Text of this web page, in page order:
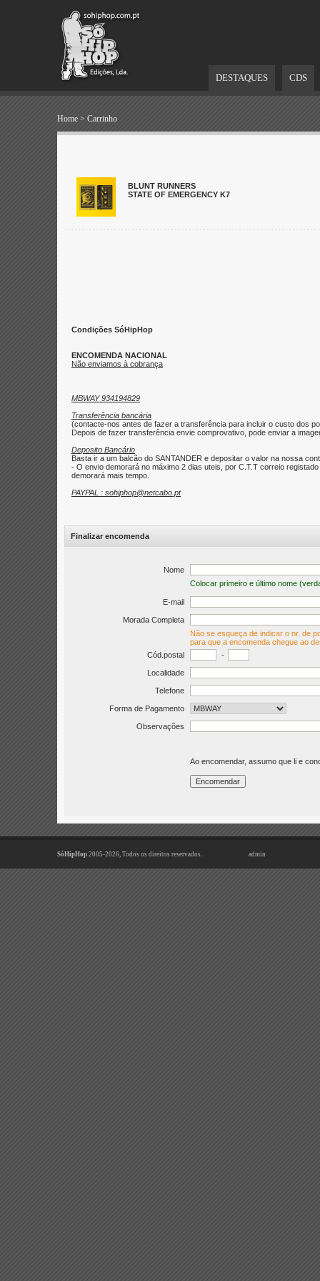
DESTAQUES CDS
Home > Carrinho
BLUNT RUNNERS
STATE OF EMERGENCY K7
Condições SóHipHop
ENCOMENDA NACIONAL
Não enviamos à cobrança
MBWAY 934194829
Transferência bancária
(contacte-nos antes de fazer a transferência para incluir o custo dos
Depois de fazer transferência envie comprovativo, pode enviar a
Deposito Bancário
Basta ir a um balcão do SANTANDER e depositar o valor na nossa
- O envio demorará no máximo 2 dias uteis, por C.T.T correio
demorará mais tempo.
PAYPAL : sohiphop@netcabo.pt
Finalizar encomenda
Nome
Colocar primeiro e último nome
E-mail
Morada Completa
Não se esqueça de indicar o nr. de
para que a encomenda chegue ao
Cód.postal
-
Localidade
Telefone
Forma de Pagamento
Observações
Ao encomendar, assumo que li e
SóHipHop 2005-2026, Todos os direitos reservados. admin